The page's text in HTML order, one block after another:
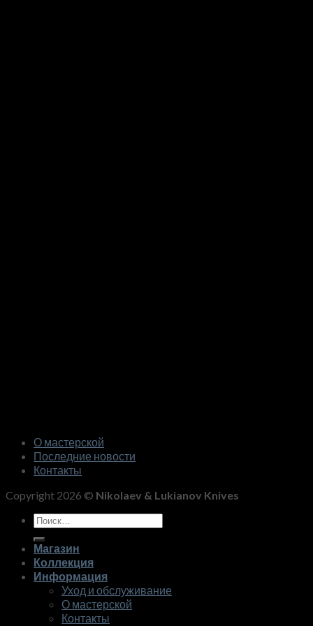
О мастерской
Последние новости
Контакты
Copyright 2026 © Nikolaev & Lukianov Knives
Искать:
Магазин
Коллекция
Информация
Уход и обслуживание
О мастерской
Контакты